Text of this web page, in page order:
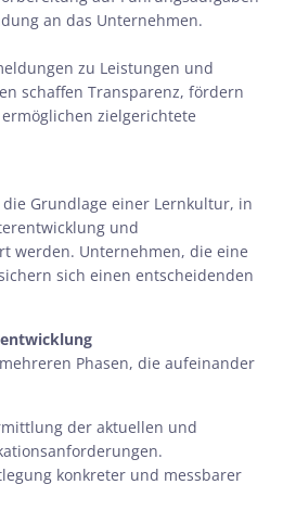
an das Unternehmen.
zu Leistungen und
schaffen Transparenz, fördern
zielgerichtete
Grundlage einer Lernkultur, in
und
werden. Unternehmen, die eine
sich einen entscheidenden
Phasen, die aufeinander
der aktuellen und
konkreter und messbarer